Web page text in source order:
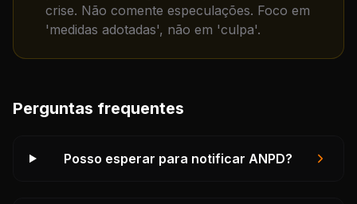
crise. Não comente especulações. Foco em
'medidas adotadas', não em 'culpa'.
Perguntas frequentes
Posso esperar para notificar ANPD?